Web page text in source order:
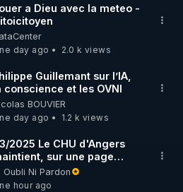
SUR ODYSEE
sont aussi sur la
a Dieu avec la meteo -
day ago
2.0 k views
Guillemant sur l’IA,
conscience et les OVNI
BOUVIER
day ago
1.2 k views
2025 Le CHU d'Angers
sur une page
à jour, ses consignes
Covid en
Oubli Ni Pardon
hour ago